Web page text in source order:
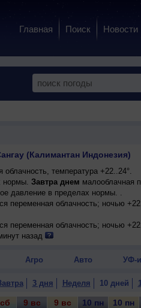
Главная Поиск Новости
(Калимантан Индонезия)
температура +22..24°.
нормы. Завтра днем малооблачная
давление в пределах нормы. .
переменная облачность; ночью
переменная облачность; ночью
назад
Агро Авто УФ-
3 дня Неделя 10 дней
9 вс 9 вс 10 пн 10 пн